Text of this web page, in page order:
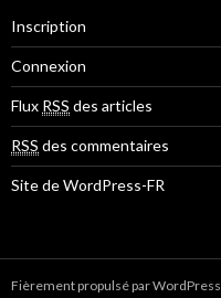
Inscription
Connexion
Flux RSS des articles
RSS des commentaires
Site de WordPress-FR
Fièrement propulsé par WordPress